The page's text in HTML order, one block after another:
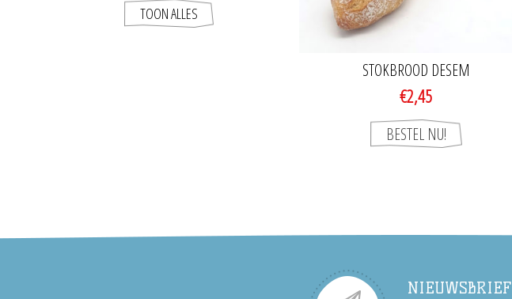
STOKBROOD DESEM
€2,45
TOON ALLES
NIEUWSBRIEF